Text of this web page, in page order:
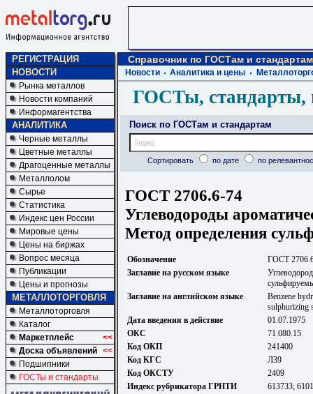
РЕГИСТРАЦИЯ
НОВОСТИ
Рынка металлов
Новости компаний
Информагентства
АНАЛИТИКА
Черные металлы
Цветные металлы
Драгоценные металлы
Металлолом
Сырье
Статистика
Индекс цен России
Мировые цены
Цены на биржах
Вопрос месяца
Публикации
Цены и прогнозы
МЕТАЛЛОТОРГОВЛЯ
Металлоторговля
Каталог
Маркетплейс
<<
Доска объявлений <<
Подшипники
ГОСТы и стандарты
Справочник по ГОСТам и стандартам
Новости Аналитика и цены
ГОСТы, стандарты,
Поиск по ГОСТам и стандартам
Сортировать по дате по
ГОСТ 2706.6-74
Углеводороды
Метод определения
Обозначение
ГОСТ
Заглавие на русском языке
Заглавие на английском языке
Benzene
sulphurizing
Дата введения в действие
01.07.1975
ОКС
71.080.15
Код ОКП
241400
Код КГС
Л39
Код ОКСТУ
2409
Индекс рубрикатора ГРНТИ
613733;